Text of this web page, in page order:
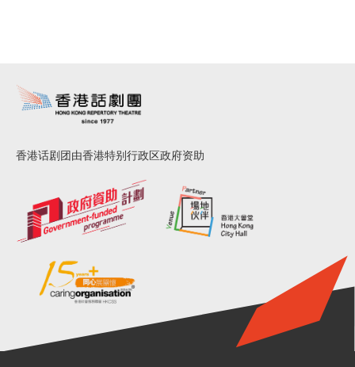
香港话剧团由香港特别行政区政府资助